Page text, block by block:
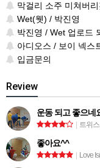
막걸리 소주 미쳐버
Wet(웻) / 박진영
박진영 / Wet 업로드
아디오스 / 보이 넥스
입금문의
Review
운동 되고 좋으네
트위
좋아요^^
Love